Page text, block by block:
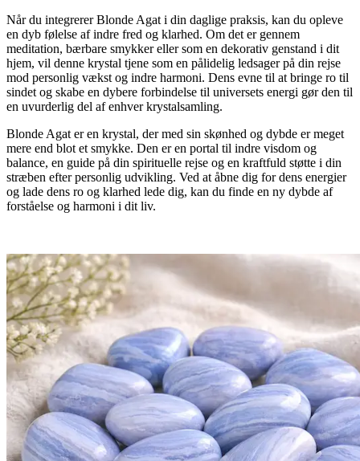
Når du integrerer Blonde Agat i din daglige praksis, kan du opleve
en dyb følelse af indre fred og klarhed. Om det er gennem
meditation, bærbare smykker eller som en dekorativ genstand i dit
hjem, vil denne krystal tjene som en pålidelig ledsager på din rejse
mod personlig vækst og indre harmoni. Dens evne til at bringe ro til
sindet og skabe en dybere forbindelse til universets energi gør den til
en uvurderlig del af enhver krystalsamling.
Blonde Agat er en krystal, der med sin skønhed og dybde er meget
mere end blot et smykke. Den er en portal til indre visdom og
balance, en guide på din spirituelle rejse og en kraftfuld støtte i din
stræben efter personlig udvikling. Ved at åbne dig for dens energier
og lade dens ro og klarhed lede dig, kan du finde en ny dybde af
forståelse og harmoni i dit liv.